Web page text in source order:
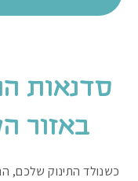
סדנאות
באזור
כשנולד התינוק שלכם,